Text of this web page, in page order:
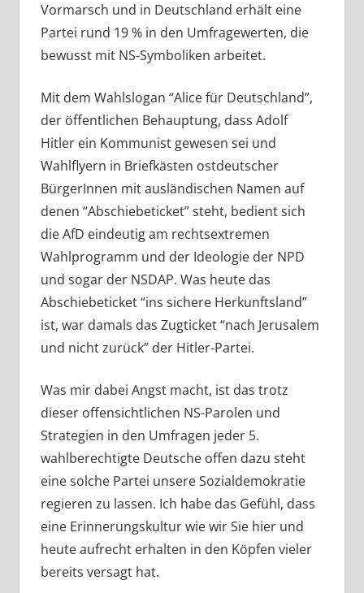
Vormarsch und in Deutschland erhält eine
Partei rund 19 % in den Umfragewerten, die
bewusst mit NS-Symboliken arbeitet.
Mit dem Wahlslogan “Alice für Deutschland”,
der öffentlichen Behauptung, dass Adolf
Hitler ein Kommunist gewesen sei und
Wahlflyern in Briefkästen ostdeutscher
BürgerInnen mit ausländischen Namen auf
denen “Abschiebeticket” steht, bedient sich
die AfD eindeutig am rechtsextremen
Wahlprogramm und der Ideologie der NPD
und sogar der NSDAP. Was heute das
Abschiebeticket “ins sichere Herkunftsland”
ist, war damals das Zugticket “nach Jerusalem
und nicht zurück” der Hitler-Partei.
Was mir dabei Angst macht, ist das trotz
dieser offensichtlichen NS-Parolen und
Strategien in den Umfragen jeder 5.
wahlberechtigte Deutsche offen dazu steht
eine solche Partei unsere Sozialdemokratie
regieren zu lassen. Ich habe das Gefühl, dass
eine Erinnerungskultur wie wir Sie hier und
heute aufrecht erhalten in den Köpfen vieler
bereits versagt hat.